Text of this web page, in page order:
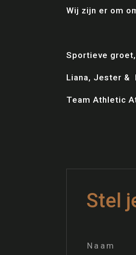
Wij zijn er om
Sportieve groet,
Liana, Jester &
Team Athletic
Stel